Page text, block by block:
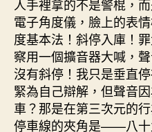
人手裡拿的不是警棍，
電子角度儀，臉上的表
度基本法！斜停入庫！
察用一個擴音器大喊，
沒有斜停！我只是垂直
緊為自己辯解，但聲音
車？那是在第三次元的
停車線的夾角是——八十